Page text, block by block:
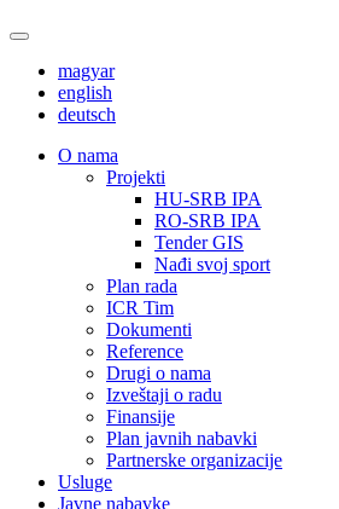
magyar
english
deutsch
О nama
Projekti
HU-SRB IPA
RO-SRB IPA
Tender GIS
Nađi svoj sport
Plan rada
ICR Tim
Dokumenti
Reference
Drugi o nama
Izveštaji o radu
Finansije
Plan javnih nabavki
Partnerske organizacije
Usluge
Javne nabavke